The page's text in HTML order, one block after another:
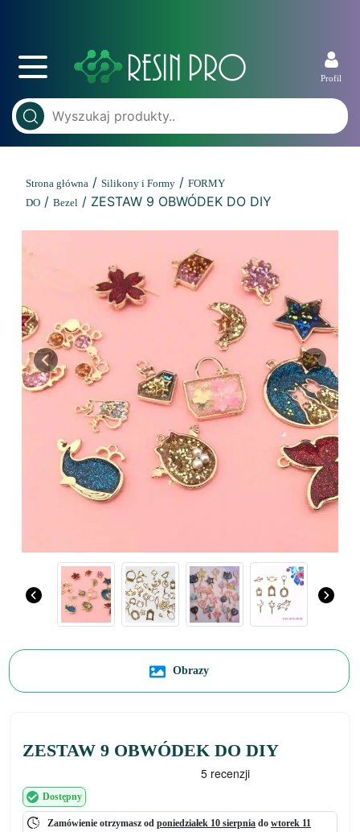
Profil
Strona główna / Silikony i Formy / FORMY
DO / Bezel / ZESTAW 9 OBWÓDEK DO DIY
Previous Next
Obrazy
ZESTAW 9 OBWÓDEK DO DIY
Dostępny
Zamówienie otrzymasz od poniedziałek 10 sierpnia do wtorek 11